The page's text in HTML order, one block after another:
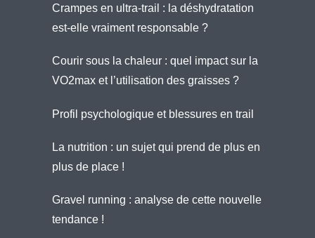
Crampes en ultra-trail : la déshydratation
est-elle vraiment responsable ?
Courir sous la chaleur : quel impact sur la
VO2max et l’utilisation des graisses ?
Profil psychologique et blessures en trail
La nutrition : un sujet qui prend de plus en
plus de place !
Gravel running : analyse de cette nouvelle
tendance !